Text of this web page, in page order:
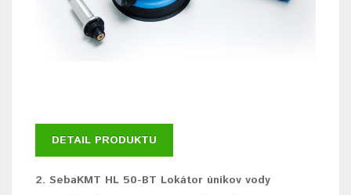
DETAIL PRODUKTU
2. SebaKMT HL 50-BT Lokátor únikov vody